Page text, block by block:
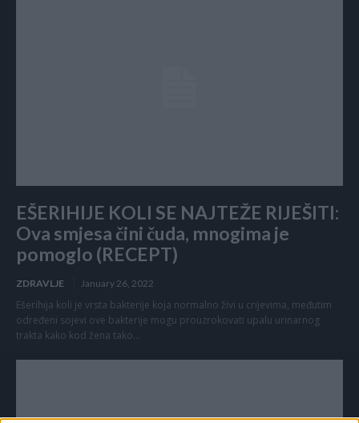
EŠERIHIJE KOLI SE NAJTEŽE RIJEŠITI:
Ova smjesa čini čuda, mnogima je
pomoglo (RECEPT)
ZDRAVLJE January 26, 2022
Ešerihija koli je vrsta bakterije koja normalno živi u crijevima, međutim
određeni sojevi ove bakterije mogu prouzrokovati upalu urinarnog
trakta kako kod žena tako...